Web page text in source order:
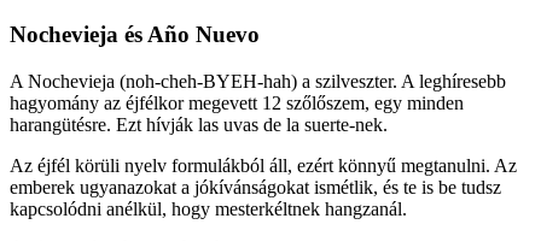
Nochevieja és Año Nuevo
A Nochevieja (noh-cheh-BYEH-hah) a szilveszter. A leghíresebb
hagyomány az éjfélkor megevett 12 szőlőszem, egy minden
harangütésre. Ezt hívják las uvas de la suerte-nek.
Az éjfél körüli nyelv formulákból áll, ezért könnyű megtanulni. Az
emberek ugyanazokat a jókívánságokat ismétlik, és te is be tudsz
kapcsolódni anélkül, hogy mesterkéltnek hangzanál.